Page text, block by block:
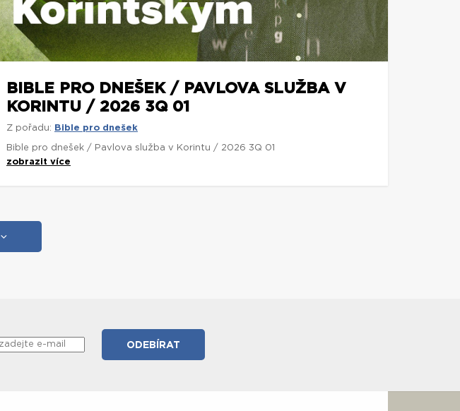
BIBLE PRO DNEŠEK / PAVLOVA SLUŽBA V
KORINTU / 2026 3Q 01
Z pořadu: Bible pro dnešek
Bible pro dnešek / Pavlova služba v Korintu / 2026 3Q 01
zobrazit více